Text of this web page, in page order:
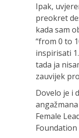
Ipak,
preokret
kada sam
“from 0 to
inspirisati
tada ja
zauvijek
Dovelo je i
Female
Foundation